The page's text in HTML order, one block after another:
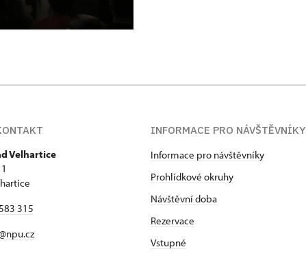
Velhartice
315
INFORMACE PRO NÁVŠTĚVNÍKY
Informace pro návštěvníky
Prohlídkové okruhy
Návštěvní doba
Rezervace
Vstupné